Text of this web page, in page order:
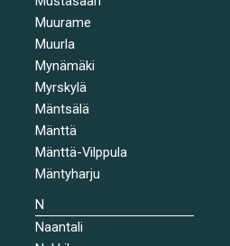
Muurame
Muurla
Mynämäki
Myrskylä
Mäntsälä
Mänttä
Mänttä-Vilppula
Mäntyharju
N
Naantali